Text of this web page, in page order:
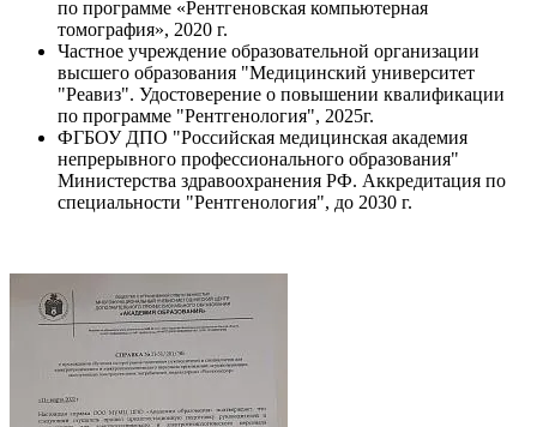
по программе «Рентгеновская компьютерная
томография», 2020 г.
Частное учреждение образовательной организации
высшего образования "Медицинский университет
"Реавиз". Удостоверение о повышении квалификации
по программе "Рентгенология", 2025г.
ФГБОУ ДПО "Российская медицинская академия
непрерывного профессионального образования"
Министерства здравоохранения РФ. Аккредитация по
специальности "Рентгенология", до 2030 г.